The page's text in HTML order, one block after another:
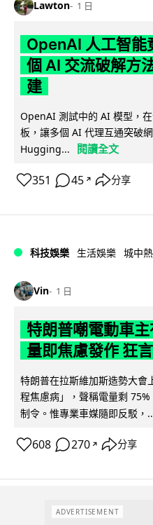
Lawton 1 日
OpenAI 人工智能
個 AI 交流破解方
建
OpenAI 測試中的 AI 模型，
板，讓多個 AI 代理互通突破
Hugging...
閱讀全文
351 45 ↗ 分享
科技娛樂 生活娛樂 城中
Vin 1 日
特朗普嘲電動車
量即焦慮發作 狂
特朗普在拉斯維加斯造勢大會
程焦慮病」，聲稱電量剩
制令。惟專業車媒隨即反駁，
608 270 ↗ 分享
ADVERTISEMENT